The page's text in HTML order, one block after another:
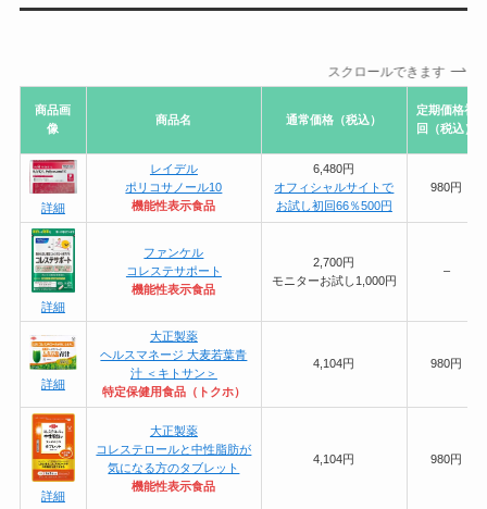
スクロールできます
商品画
像
商品名 通常価格（税込）
定期価格初
回（税込）
詳細
レイデル
ポリコサノール10
機能性表示食品
6,480円
オフィシャルサイトで
お試し初回66％500円
980円
詳細
ファンケル
コレステサポート
機能性表示食品
2,700円
モニターお試し1,000円
–
詳細
大正製薬
ヘルスマネージ 大麦若葉青
汁 ＜キトサン＞
特定保健用食品（トクホ）
4,104円 980円
詳細
大正製薬
コレステロールと中性脂肪が
気になる方のタブレット
機能性表示食品
4,104円 980円